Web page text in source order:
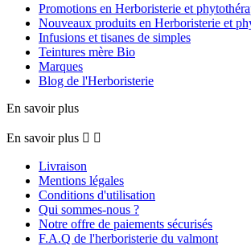
Promotions en Herboristerie et
Nouveaux produits en Herboristerie et
Infusions et tisanes de simples
Teintures mère Bio
Marques
Blog de l'Herboristerie
En savoir plus
En savoir plus  
Livraison
Mentions légales
Conditions d'utilisation
Qui sommes-nous ?
Notre offre de paiements sécurisés
F.A.Q de l'herboristerie du valmont